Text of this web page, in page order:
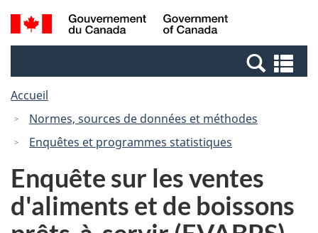
Passer
au
Passer
à
Canada
Recherche
et
et
Accueil
Normes, sources de données et méthodes
Enquêtes et programmes statistiques
Enquête sur les ventes
d'aliments et de boissons